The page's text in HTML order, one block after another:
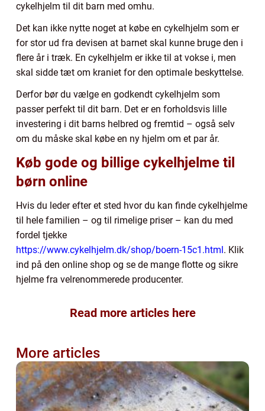
cykelhjelm til dit barn med omhu.
Det kan ikke nytte noget at købe en cykelhjelm som er
for stor ud fra devisen at barnet skal kunne bruge den i
flere år i træk. En cykelhjelm er ikke til at vokse i, men
skal sidde tæt om kraniet for den optimale beskyttelse.
Derfor bør du vælge en godkendt cykelhjelm som
passer perfekt til dit barn. Det er en forholdsvis lille
investering i dit barns helbred og fremtid – også selv
om du måske skal købe en ny hjelm om et par år.
Køb gode og billige cykelhjelme til
børn online
Hvis du leder efter et sted hvor du kan finde cykelhjelme
til hele familien – og til rimelige priser – kan du med
fordel tjekke
https://www.cykelhjelm.dk/shop/boern-15c1.html. Klik
ind på den online shop og se de mange flotte og sikre
hjelme fra velrenommerede producenter.
Read more articles here
More articles